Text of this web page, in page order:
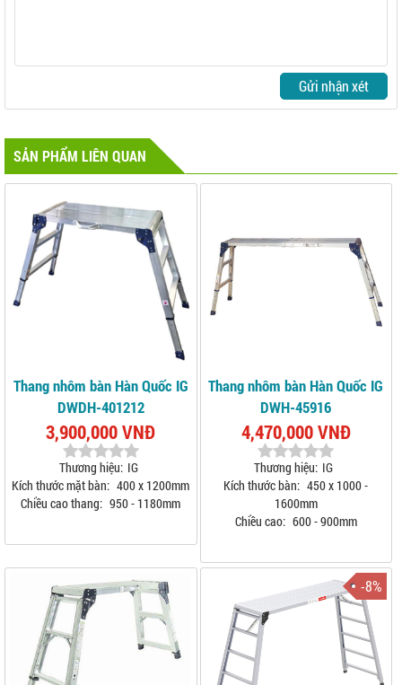
Gửi nhận xét
SẢN PHẨM LIÊN QUAN
Thang nhôm bàn Hàn Quốc IG
DWDH-401212
3,900,000 VNĐ
Thương hiệu: IG
Kích thước mặt bàn: 400 x 1200mm
Chiều cao thang: 950 - 1180mm
Thang nhôm bàn Hàn Quốc IG
DWH-45916
4,470,000 VNĐ
Thương hiệu: IG
Kích thước bàn: 450 x 1000 -
1600mm
Chiều cao: 600 - 900mm
-8%